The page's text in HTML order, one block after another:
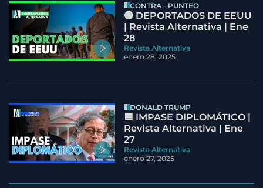
CONTRA - PUNTEO
🟢 DEPORTADOS DE EEUU
| Revista Alternativa | Ene
28
Revista Alternativa
enero 28, 2025
DONALD TRUMP
🟦 IMPASE DIPLOMÁTICO |
Revista Alternativa | Ene
27
Revista Alternativa
enero 27, 2025